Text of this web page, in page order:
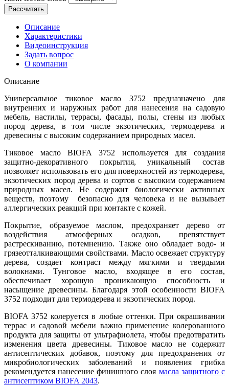
Рассчитать
Описание
Характеристики
Видеоинструкция
Задать вопрос
О компании
Описание
Универсальное тиковое масло 3752 предназначено для
внутренних и наружных работ для нанесения на садовую
мебель, настилы, террасы, фасады, полы, стены из любых
пород дерева, в том числе экзотических, термодерева и
древесины с высоким содержанием природных масел.
Тиковое масло BIOFA 3752 используется для создания
защитно-декоративного покрытия, уникальный состав
позволяет использовать его для поверхностей из термодерева,
экзотических пород дерева и сортов с высоким содержанием
природных масел. Не содержит биологически активных
веществ, поэтому безопасно для человека и не вызывает
аллергических реакций при контакте с кожей.
Покрытие, образуемое маслом, предохраняет дерево от
воздействия атмосферных осадков, препятствует
растрескиванию, потемнению. Также оно обладает водо- и
грязеотталкивающими свойствами. Масло освежает структуру
дерева, создает контраст между мягкими и твердыми
волокнами. Тунговое масло, входящее в его состав,
обеспечивает хорошую проникающую способность и
насыщение древесины. Благодаря этой особенности BIOFA
3752 подходит для термодерева и экзотических пород.
BIOFA 3752 колеруется в любые оттенки. При окрашивании
террас и садовой мебели важно применение колерованного
продукта для защиты от ультрафиолета, чтобы предотвратить
изменения цвета древесины. Тиковое масло не содержит
антисептических добавок, поэтому для предохранения от
микробиологических заболеваний и появления грибка
рекомендуется нанесение финишного слоя масла защитного с
антисептиком BIOFA 2043.